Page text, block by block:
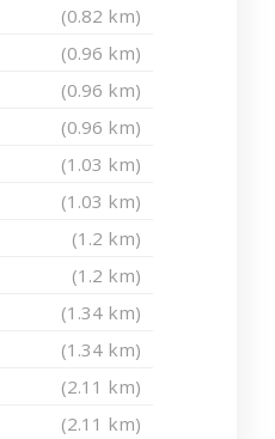
(0.82 km)
(0.96 km)
(0.96 km)
(0.96 km)
(1.03 km)
(1.03 km)
(1.2 km)
(1.2 km)
(1.34 km)
(1.34 km)
(2.11 km)
(2.11 km)